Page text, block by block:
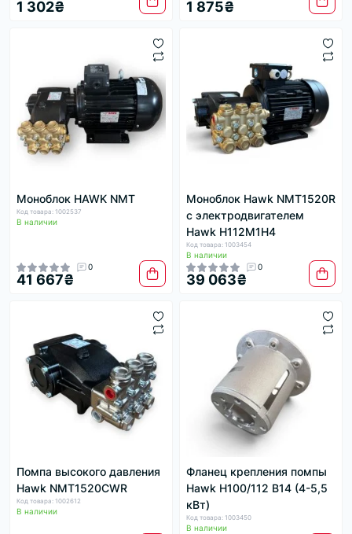
1 302₴ 1 875₴
Моноблок HAWK NMT
Код товара: 1002537
В наличии
0
41 667₴
Моноблок Hawk NMT1520R
с электродвигателем
Hawk H112M1H4
Код товара: 1003454
В наличии
0
39 063₴
Помпа высокого давления
Hawk NMT1520CWR
Код товара: 1002612
В наличии
Фланец крепления помпы
Hawk H100/112 B14 (4-5,5
кВт)
Код товара: 1003450
В наличии